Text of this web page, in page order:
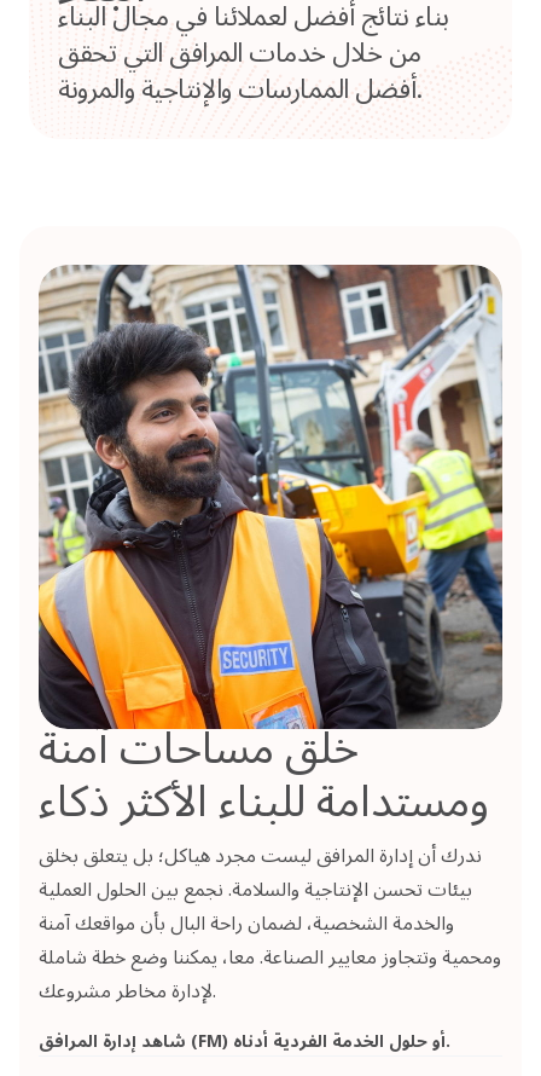
بناء نتائج أفضل لعملائنا في مجال البناء
من خلال خدمات المرافق التي تحقق
أفضل الممارسات والإنتاجية والمرونة.
خلق مساحات آمنة
ومستدامة للبناء الأكثر ذكاء
ندرك أن إدارة المرافق ليست مجرد هياكل؛ بل يتعلق بخلق
بيئات تحسن الإنتاجية والسلامة. نجمع بين الحلول العملية
والخدمة الشخصية، لضمان راحة البال بأن مواقعك آمنة
ومحمية وتتجاوز معايير الصناعة. معا، يمكننا وضع خطة شاملة
لإدارة مخاطر مشروعك.
شاهد إدارة المرافق (FM) أو حلول الخدمة الفردية أدناه.